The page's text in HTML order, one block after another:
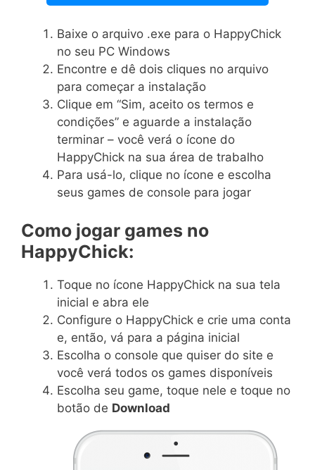
Baixe o arquivo .exe para o HappyChick
no seu PC Windows
Encontre e dê dois cliques no arquivo
para começar a instalação
Clique em “Sim, aceito os termos e
condições” e aguarde a instalação
terminar – você verá o ícone do
HappyChick na sua área de trabalho
Para usá-lo, clique no ícone e escolha
seus games de console para jogar
Como jogar games no
HappyChick:
Toque no ícone HappyChick na sua tela
inicial e abra ele
Configure o HappyChick e crie uma conta
e, então, vá para a página inicial
Escolha o console que quiser do site e
você verá todos os games disponíveis
Escolha seu game, toque nele e toque no
botão de Download